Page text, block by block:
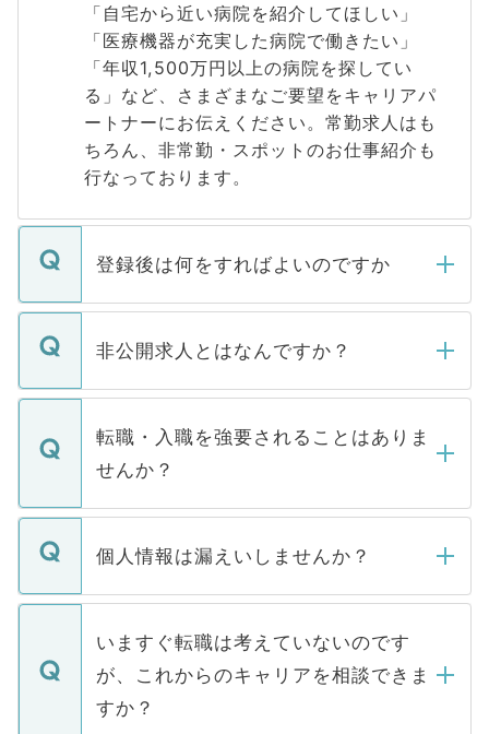
「自宅から近い病院を紹介してほしい」
「医療機器が充実した病院で働きたい」
「年収1,500万円以上の病院を探してい
る」など、さまざまなご要望をキャリアパ
ートナーにお伝えください。常勤求人はも
ちろん、非常勤・スポットのお仕事紹介も
行なっております。
登録後は何をすればよいのですか
ご登録いただきましたら、弊社担当者がご
登録内容を確認し、その後メールもしくは
ます。通常、5営業日以内にはご連絡をせて
いただきますので、しばらくお待ちくださ
非公開求人とはなんですか？
マイナビDOCTORで取り扱っている求人の
うち約3割は、Webサイトからご覧いただ
けない「非公開求人」です。非公開求人は
下記の理由によって、一般には公開してい
ません。
■応募殺到を避けるため 人気のある医療機
関を公にしてしまうと、応募が殺到する場
に、医療機関が求める条件に合った人材の
みを人材紹介会社に依頼するケースが増え
ています。
転職・入職を強要されることはありま
せんか？
転職・入職を強要することは一切ありませ
ん。また、仮に応募先から内定をいただい
定を承諾する必要はありません。内定先へ
の辞退の連絡はキャリアパートナーが行い
個人情報は漏えいしませんか？
個人情報が漏えいすることはありませんの
で、ご安心ください。当サイトからの登録
などで収集したご登録者様の個人情報は、
ご本人のキャリアアップおよび転職活動の
支援を目的に使用いたします。お預かりし
いますぐ転職は考えていないのです
が、これからのキャリアを相談できま
すか？